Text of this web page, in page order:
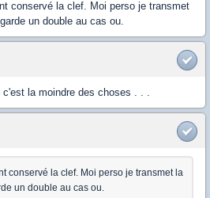
conservé la clef. Moi perso je transmet
un double au cas ou.
c'est la moindre des choses . . .
conservé la clef. Moi perso je transmet la
un double au cas ou.